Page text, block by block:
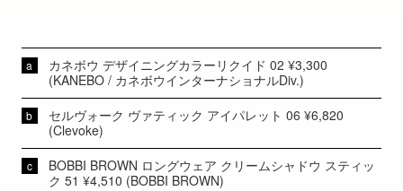
カネボウ デザイニングカラーリクイド 02 ¥3,300
(KANEBO / カネボウインターナショナルDiv.)
セルヴォーク ヴァティック アイパレット 06 ¥6,820
(Clevoke)
BOBBI BROWN ロングウェア クリームシャドウ スティッ
ク 51 ¥4,510 (BOBBI BROWN)